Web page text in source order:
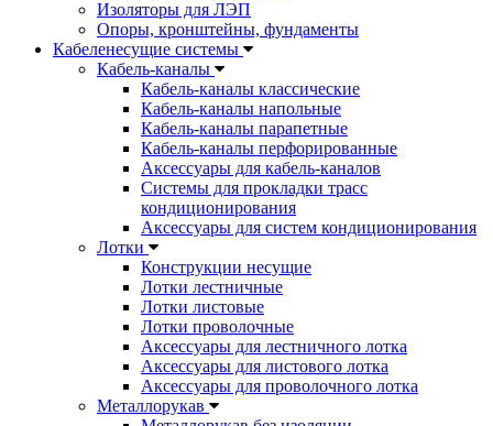
Изоляторы для ЛЭП
Опоры, кронштейны, фундаменты
Кабеленесущие системы
Кабель-каналы
Кабель-каналы классические
Кабель-каналы напольные
Кабель-каналы парапетные
Кабель-каналы перфорированные
Аксессуары для кабель-каналов
Системы для прокладки трасс
кондиционирования
Аксессуары для систем кондиционирования
Лотки
Конструкции несущие
Лотки лестничные
Лотки листовые
Лотки проволочные
Аксессуары для лестничного лотка
Аксессуары для листового лотка
Аксессуары для проволочного лотка
Металлорукав